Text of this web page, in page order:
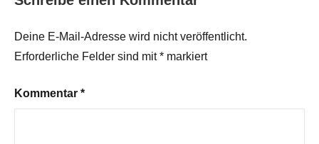
Deine E-Mail-Adresse wird nicht veröffentlicht.
Erforderliche Felder sind mit* markiert
Kommentar *